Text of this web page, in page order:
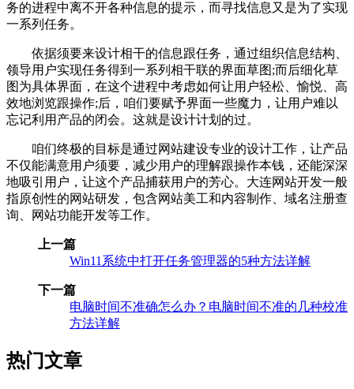
务的进程中离不开各种信息的提示，而寻找信息又是为了实现
一系列任务。
依据须要来设计相干的信息跟任务，通过组织信息结构、
领导用户实现任务得到一系列相干联的界面草图;而后细化草
图为具体界面，在这个进程中考虑如何让用户轻松、愉悦、高
效地浏览跟操作;后，咱们要赋予界面一些魔力，让用户难以
忘记利用产品的闭会。这就是设计计划的过。
咱们终极的目标是通过网站建设专业的设计工作，让产品
不仅能满意用户须要，减少用户的理解跟操作本钱，还能深深
地吸引用户，让这个产品捕获用户的芳心。大连网站开发一般
指原创性的网站研发，包含网站美工和内容制作、域名注册查
询、网站功能开发等工作。
上一篇
Win11系统中打开任务管理器的5种方法详解
下一篇
电脑时间不准确怎么办？电脑时间不准的几种校准
方法详解
热门文章